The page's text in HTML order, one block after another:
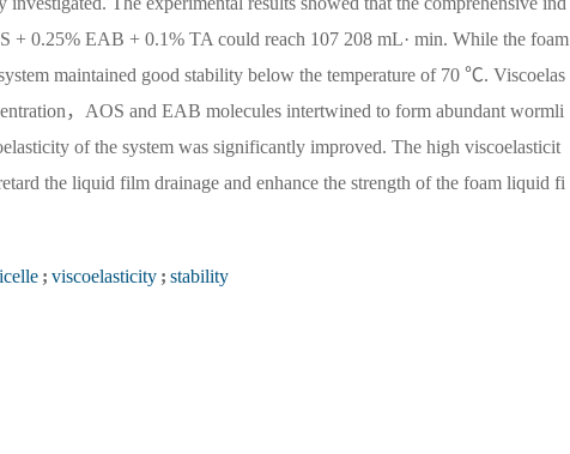
+ 0.25% EAB + 0.1% TA could reach 107 208 mL· min. While the foam
maintained good stability below the temperature of 70 ℃. Viscoelas
，AOS and EAB molecules intertwined to form abundant wormli
of the system was significantly improved. The high viscoelasticit
the liquid film drainage and enhance the strength of the foam liquid fi
; viscoelasticity ; stability